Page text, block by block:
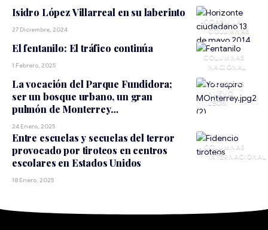
COAHUILA
Isidro López Villarreal en su laberinto
27 Diciembre, 2024
NACIONAL
El fentanilo: El tráfico continúa
1 Febrero, 2025
NUEVO
LEÓN
La vocación del Parque Fundidora;
ser un bosque urbano, un gran
pulmón de Monterrey…
24 Enero, 2025
INTERNACIONAL
Entre escuelas y secuelas del terror
provocado por tiroteos en centros
escolares en Estados Unidos
18 Enero, 2025